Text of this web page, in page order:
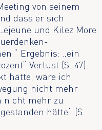
von seinem
dass er sich
und Kilez More
Ergebnis: „ein
Verlust (S. 47).
hätte, wäre ich
nicht mehr
nicht mehr zu
hätte“ (S.